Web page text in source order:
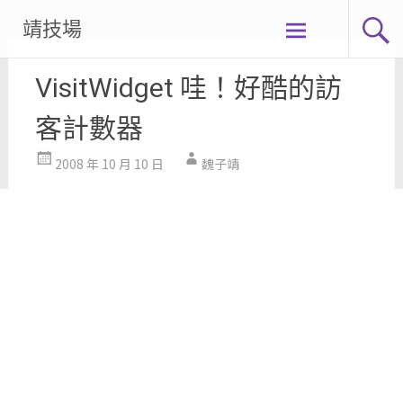
content
靖技場
VisitWidget 哇！好酷的訪
客計數器
2008 年 10 月 10 日 魏子靖